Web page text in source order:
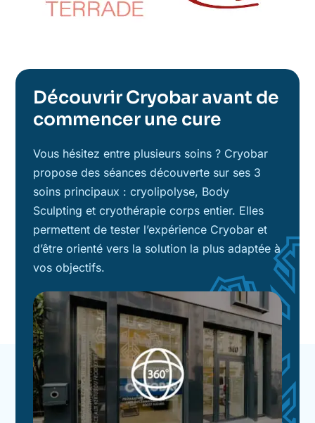
Découvrir Cryobar avant de
commencer une cure
Vous hésitez entre plusieurs soins ? Cryobar
propose des séances découverte sur ses 3
soins principaux : cryolipolyse, Body
Sculpting et cryothérapie corps entier. Elles
permettent de tester l’expérience Cryobar et
d’être orienté vers la solution la plus adaptée à
vos objectifs.